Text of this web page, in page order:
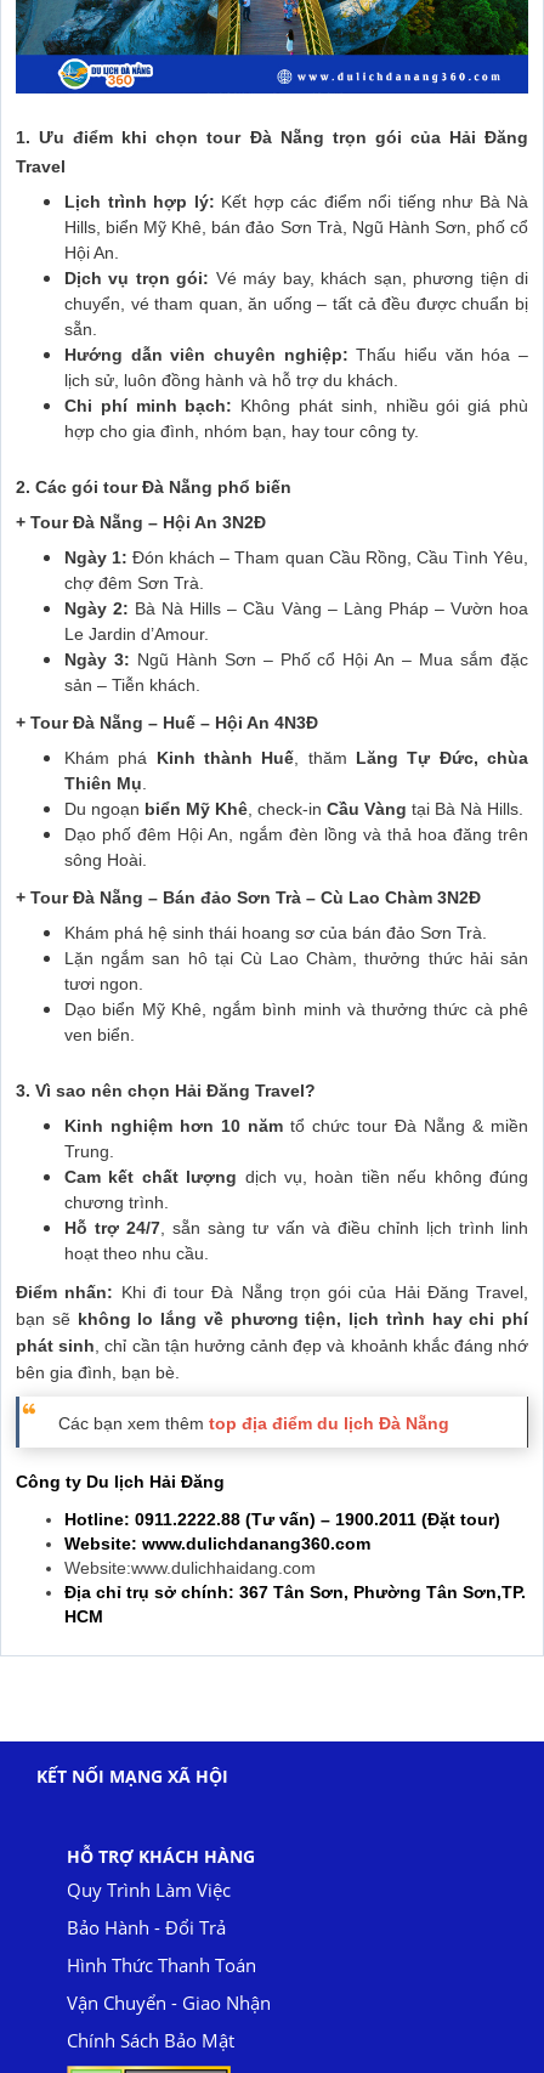
1. Ưu điểm khi chọn tour Đà Nẵng trọn gói của Hải Đăng
Travel
Lịch trình hợp lý: Kết hợp các điểm nổi tiếng như Bà Nà
Hills, biển Mỹ Khê, bán đảo Sơn Trà, Ngũ Hành Sơn, phố cổ
Hội An.
Dịch vụ trọn gói: Vé máy bay, khách sạn, phương tiện di
chuyển, vé tham quan, ăn uống – tất cả đều được chuẩn bị
sẵn.
Hướng dẫn viên chuyên nghiệp: Thấu hiểu văn hóa –
lịch sử, luôn đồng hành và hỗ trợ du khách.
Chi phí minh bạch: Không phát sinh, nhiều gói giá phù
hợp cho gia đình, nhóm bạn, hay tour công ty.
2. Các gói tour Đà Nẵng phổ biến
+ Tour Đà Nẵng – Hội An 3N2Đ
Ngày 1: Đón khách – Tham quan Cầu Rồng, Cầu Tình Yêu,
chợ đêm Sơn Trà.
Ngày 2: Bà Nà Hills – Cầu Vàng – Làng Pháp – Vườn hoa
Le Jardin d’Amour.
Ngày 3: Ngũ Hành Sơn – Phố cổ Hội An – Mua sắm đặc
sản – Tiễn khách.
+ Tour Đà Nẵng – Huế – Hội An 4N3Đ
Khám phá Kinh thành Huế, thăm Lăng Tự Đức, chùa
Thiên Mụ.
Du ngoạn biển Mỹ Khê, check-in Cầu Vàng tại Bà Nà Hills.
Dạo phố đêm Hội An, ngắm đèn lồng và thả hoa đăng trên
sông Hoài.
+ Tour Đà Nẵng – Bán đảo Sơn Trà – Cù Lao Chàm 3N2Đ
Khám phá hệ sinh thái hoang sơ của bán đảo Sơn Trà.
Lặn ngắm san hô tại Cù Lao Chàm, thưởng thức hải sản
tươi ngon.
Dạo biển Mỹ Khê, ngắm bình minh và thưởng thức cà phê
ven biển.
3. Vì sao nên chọn Hải Đăng Travel?
Kinh nghiệm hơn 10 năm tổ chức tour Đà Nẵng & miền
Trung.
Cam kết chất lượng dịch vụ, hoàn tiền nếu không đúng
chương trình.
Hỗ trợ 24/7, sẵn sàng tư vấn và điều chỉnh lịch trình linh
hoạt theo nhu cầu.
Điểm nhấn: Khi đi tour Đà Nẵng trọn gói của Hải Đăng Travel,
bạn sẽ không lo lắng về phương tiện, lịch trình hay chi phí
phát sinh, chỉ cần tận hưởng cảnh đẹp và khoảnh khắc đáng nhớ
bên gia đình, bạn bè.
Các bạn xem thêm top địa điểm du lịch Đà Nẵng
Công ty Du lịch Hải Đăng
Hotline: 0911.2222.88 (Tư vấn) – 1900.2011 (Đặt tour)
Website: www.dulichdanang360.com
Website:www.dulichhaidang.com
Địa chỉ trụ sở chính: 367 Tân Sơn, Phường Tân Sơn,TP.
HCM
KẾT NỐI MẠNG XÃ HỘI
HỖ TRỢ KHÁCH HÀNG
Quy Trình Làm Việc
Bảo Hành - Đổi Trả
Hình Thức Thanh Toán
Vận Chuyển - Giao Nhận
Chính Sách Bảo Mật